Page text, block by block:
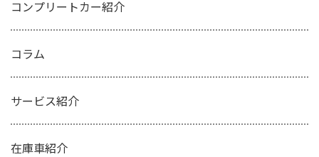
コンプリートカー紹介
コラム
サービス紹介
在庫車紹介